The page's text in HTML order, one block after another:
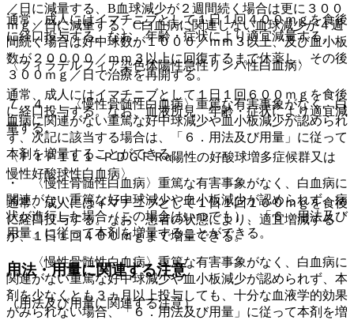
／日に減量する、B血球減少が２週間続く場合は更に３００
ｍｇ／日に減量する、C白血病に関連しない血球減少が４週
間続く場合は好中球数が１０００／ｍｍ３以上、及び血小板
数が２００００／ｍｍ３以上に回復するまで休薬し、その後
３００ｍｇ／日で治療を再開する。
７．４． 〈慢性骨髄性白血病〉重篤な有害事象がなく、白
血病に関連がない重篤な好中球減少や血小板減少が認められ
ず、次記に該当する場合は、「６．用法及び用量」に従って
本剤を増量することができる。
・ 〈慢性骨髄性白血病〉重篤な有害事象がなく、白血病に
関連がない重篤な好中球減少や血小板減少が認められず、病
状が進行した場合（この場合はいつでも）、「６．用法及び
用量」に従って本剤を増量することができる。
・ 〈慢性骨髄性白血病〉重篤な有害事象がなく、白血病に
関連がない重篤な好中球減少や血小板減少が認められず、本
剤を少なくとも３ヵ月以上投与しても、十分な血液学的効果
がみられない場合、「６．用法及び用量」に従って本剤を増
通常、成人にはイマチニブとして１日１回４００ｍｇを食後
に経口投与する。なお、年齢・症状により適宜減量する。
〈フィラデルフィア染色体陽性急性リンパ性白血病〉
通常、成人にはイマチニブとして１日１回６００ｍｇを食後
に経口投与する。なお、血液所見、年齢・症状により適宜減
量する。
〈ＦＩＰ１Ｌ１−ＰＤＧＦＲα陽性の好酸球増多症候群又は
慢性好酸球性白血病〉
通常、成人にはイマチニブとして１日１回１００ｍｇを食後
に経口投与する。なお、患者の状態により、適宜増減する
が、１日１回４００ｍｇまで増量できる。
用法・用量に関連する注意
（用法及び用量に関連する注意）